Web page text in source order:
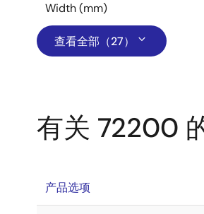
Width (mm)
查看全部（27）
有关 72200
产品选项